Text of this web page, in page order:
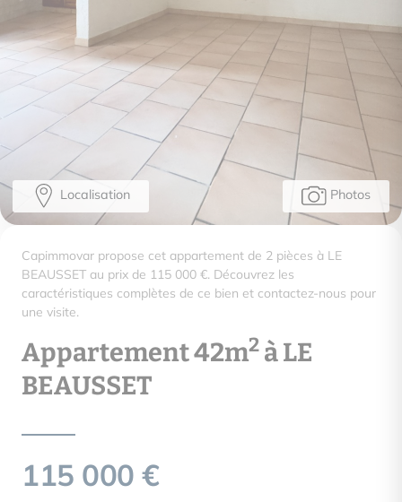
Photos
Localisation
Capimmovar propose cet appartement de 2 pièces à LE
BEAUSSET au prix de 115 000 €. Découvrez les
caractéristiques complètes de ce bien et contactez-nous pour
une visite.
Appartement 42m2 à LE
BEAUSSET
115 000 €